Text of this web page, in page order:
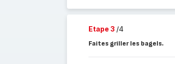
Etape 3 /4
Faites griller les bagels.